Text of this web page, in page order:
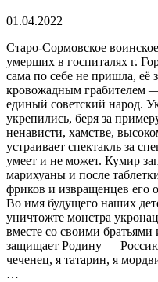
01.04.2022
Старо-Сормовское
умерших в госпиталях г.
сама по себе не пришла, её
кровожадным грабителем
единый советский народ.
укрепились, беря за
ненависти, хамстве,
устраивает спектакль за
умеет и не может. Кумир
марихуаны и после
фриков и извращенцев его
Во имя будущего наших
уничтожте монстра
вместе со своими
защищает Родину —
чеченец, я татарин, я
…